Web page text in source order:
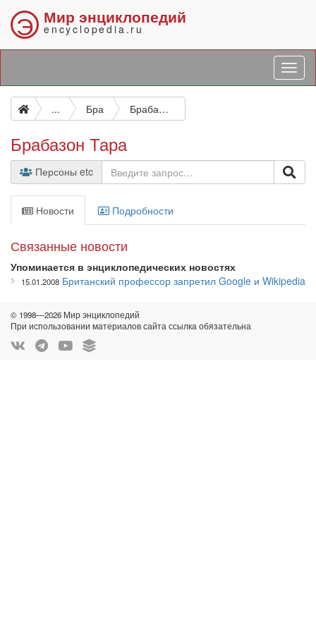
Э Мир энциклопедий
encyclopedia.ru
... Бра Брабазон Тара
Брабазон Тара
Персоны etc
Новости Подробности
Связанные новости
Упоминается в энциклопедических новостях
15.01.2008 Британский профессор запретил Google и Wikipedia
© 1998—2026 Мир энциклопедий
При использовании материалов сайта ссылка обязательна